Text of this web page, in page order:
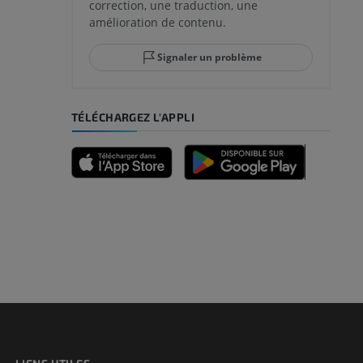
correction, une traduction, une
amélioration de contenu.
Signaler un problème
TÉLÉCHARGEZ L'APPLI